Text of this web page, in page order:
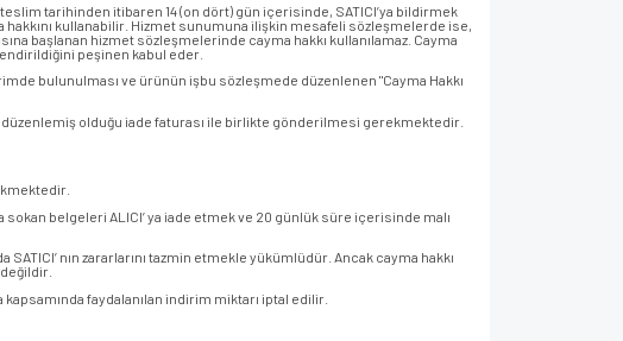
tarihinden itibaren 14 (on dört) gün içerisinde, SATICI’ya bildirmek
kullanabilir. Hizmet sunumuna ilişkin mesafeli sözleşmelerde ise,
başlanan hizmet sözleşmelerinde cayma hakkı kullanılamaz. Cayma
peşinen kabul eder.
bulunulması ve ürünün işbu sözleşmede düzenlenen "Cayma Hakkı
olduğu iade faturası ile birlikte gönderilmesi gerekmektedir.
belgeleri ALICI’ ya iade etmek ve 20 günlük süre içerisinde malı
nın zararlarını tazmin etmekle yükümlüdür. Ancak cayma hakkı
faydalanılan indirim miktarı iptal edilir.